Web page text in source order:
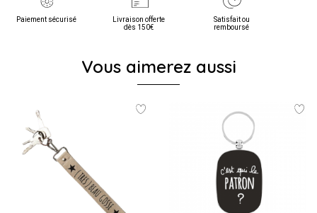
Paiement sécurisé
Livraison offerte
dès 150€
Satisfait ou
remboursé
Vous aimerez aussi